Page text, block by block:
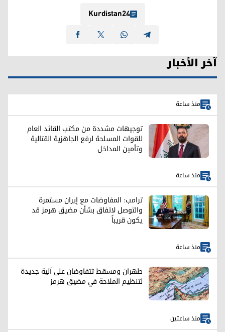
Kurdistan24
آخر الأخبار
منذ ساعة
توجيهات مشددة من مكتب القائد العام
للقوات المسلحة لرفع الجاهزية القتالية
وتأمين المداخل
منذ ساعة
ترامب: المفاوضات مع إيران مستمرة
والتوصل لاتفاق بشأن مضيق هرمز قد
يكون قريباً
منذ ساعة
طهران ومسقط تتفاوضان على آلية جديدة
لتنظيم الملاحة في مضيق هرمز
منذ ساعتين